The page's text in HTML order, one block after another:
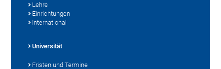
Lehre
Einrichtungen
International
Universität
Fristen und Termine